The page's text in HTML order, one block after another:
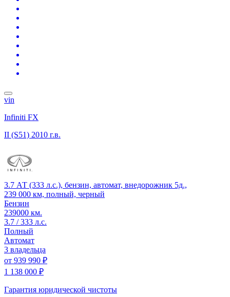
vin
Infiniti FX
II (S51) 2010 г.в.
3.7 АТ (333 л.с.), бензин, автомат, внедорожник 5д.,
239 000 км, полный, черный
Бензин
239000 км.
3.7 / 333 л.с.
Полный
Автомат
3 владельца
от 939 990 ₽
1 138 000 ₽
Гарантия юридической чистоты